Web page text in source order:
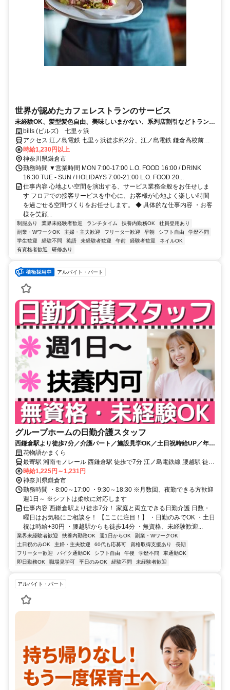
世界が認めたカフェレストランのサービス
未経験OK、髪型髪色自由、美味しいまかない、系列店割引などトランジ
ットならではの厚待遇♪丁寧な研修で安心してスタート！著名人にも愛さ
れ、各国メディアで「世界一の朝食」と称されたbillsで世界レベルのサ
ービスを学ぼう
bills (ビルズ) 七里ヶ浜
アクセス 江ノ島電鉄 七里ヶ浜徒歩約2分、江ノ島電鉄 鎌倉高校前東
口徒歩約11分、江ノ島電鉄 稲村ヶ崎徒歩約15分 江ノ島電鉄 七里ヶ浜
駅 徒歩1分
時給1,230円以上
神奈川県鎌倉市
勤務時間 ▼営業時間 MON 7:00-17:00 L.O. FOOD 16:00 / DRINK
16:30 TUE - SUN / HOLIDAYS 7:00-21:00 L.O. FOOD 20...
仕事内容 心地よい空間を演出する、サービス業務全般をお任せしま
す フロアでの接客サービスを中心に、お客様が心地よく楽しい時間
を過ごせる空間づくりをお任せします。 ◆ 具体的な仕事内容 ・お客
様を笑顔...
制服あり 業界未経験者歓迎 ランチタイム 扶養内勤務OK
社員登用あり
副業・WワークOK
主婦・主夫歓迎 フリーター歓迎 早朝 シフト自由
学歴不問
学生歓迎
経験不問 英語 未経験者歓迎 午前 経験者歓迎
ネイルOK
有資格者歓迎
研修あり
アルバイト・パート
グループホームの日勤介護スタッフ
西鎌倉駅より徒歩7分／介護パート／施設見学OK／土日祝時給UP／年
齢・ブランク不問／車、バイク通勤可
花物語かまくら
最寄駅 湘南モノレール 西鎌倉駅 徒歩で7分 江ノ島電鉄線 腰越駅 徒歩
で14分 最寄駅備考 【バスの場合】 ・ＪＲ東海道本線 「藤沢」駅南バ
ス2番のりば 江ノ電バス （小循）「小動方面」行 （七東）「七里ヶ
浜東台方面」行 →「中川」下車徒歩2分
時給1,225円～1,231円
神奈川県鎌倉市
勤務時間 ・8:00～17:00 ・9:30～18:30 ※月数回、夜勤できる方歓迎
週1日～ ※シフトは柔軟に対応します
仕事内容 西鎌倉駅より徒歩7分！ 家庭と両立できる日勤介護 日数・
曜日はお気軽にご相談を！ 【ここに注目！】 ・日勤のみでOK ・土日
祝は時給+30円 ・腰越駅からも徒歩14分 ・無資格、未経験歓迎...
業界未経験者歓迎 扶養内勤務OK 週1日からOK
副業・WワークOK
土日祝のみOK
主婦・主夫歓迎 60代も応募可 資格取得支援あり
長期
フリーター歓迎
バイク通勤OK シフト自由 午後 学歴不問
車通勤OK
即日勤務OK
職場見学可 平日のみOK 経験不問 未経験者歓迎
アルバイト・パート